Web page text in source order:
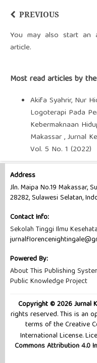
PREVIOUS
You may also start an
article.
Most read articles by
Akifa Syahrir, Nur
Logoterapi Pada
Kebermaknaan
Makassar,Jurnal
Vol. 5 No. 1 (2022)
Address
Jln. Maipa No.19 Makassar,
28282, Sulawesi Selatan,
Contact Info:
Sekolah Tinggi Ilmu
Powered By:
About This Publishing
Public Knowledge Project
Copyright © 2026 Jurnal
rights reserved. This is an
terms of the Creative
International License.
Commons Attribution 4.0